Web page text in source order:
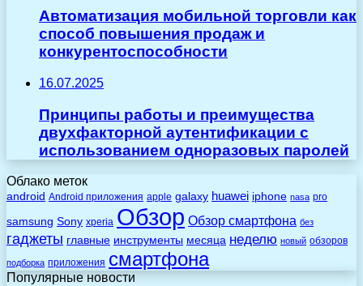
Автоматизация мобильной торговли как
способ повышения продаж и
конкурентоспособности
16.07.2025
Принципы работы и преимущества
двухфакторной аутентификации с
использованием одноразовых паролей
Облако меток
android Android приложения apple galaxy huawei iphone nasa pro
samsung Sony xperia Обзор Обзор смартфона без
гаджеты главные инструменты месяца неделю новый обзоров
подборка приложения смартфона
Популярные новости